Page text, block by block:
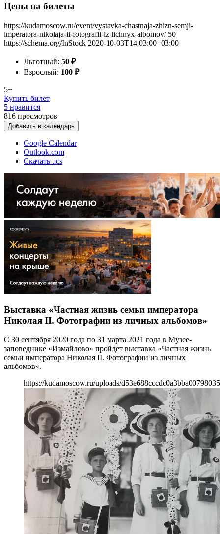
Цены на билеты
https://kudamoscow.ru/event/vystavka-chastnaja-zhizn-semji-
imperatora-nikolaja-ii-fotografii-iz-lichnyx-albomov/ 50
https://schema.org/InStock 2020-10-03T14:03:00+03:00
Льготный: 50 ₽
Взрослый: 100 ₽
5+
Купить билет
5 нравится
816 просмотров
Добавить в календарь
Google Calendar
Outlook.com
Скачать .ics
Выставка «Частная жизнь семьи императора
Николая II. Фотографии из личных альбомов»
С 30 сентября 2020 года по 31 марта 2021 года в Музее-
заповеднике «Измайлово» пройдет выставка «Частная жизнь
семьи императора Николая II. Фотографии из личных
альбомов».
https://kudamoscow.ru/uploads/